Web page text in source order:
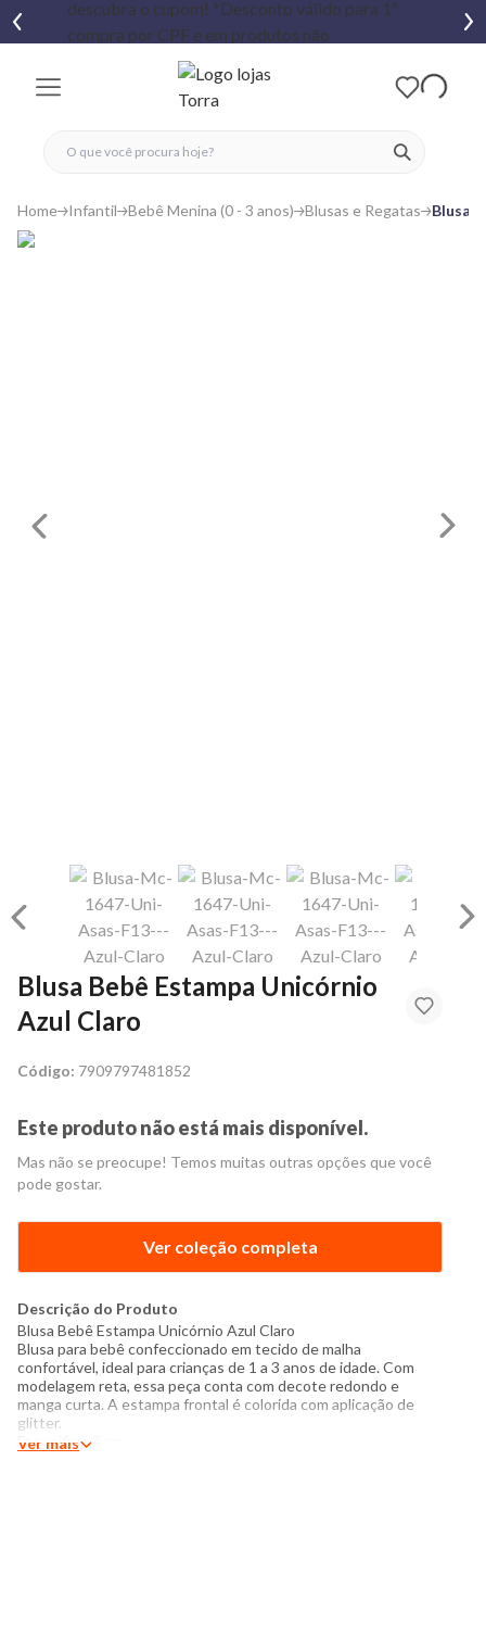
ver
fechar menu
fechar menu
favoritos
Home Infantil Bebê Menina (0 - 3 anos) Blusas e Regatas Blusa
Blusa Bebê Estampa Unicórnio
Azul Claro
Código: 7909797481852
Este produto não está mais disponível.
Mas não se preocupe! Temos muitas outras opções que você
pode gostar.
Ver coleção completa
Descrição do Produto
Blusa Bebê Estampa Unicórnio Azul Claro
Blusa para bebê confeccionado em tecido de malha
confortável, ideal para crianças de 1 a 3 anos de idade. Com
modelagem reta, essa peça conta com decote redondo e
manga curta. A estampa frontal é colorida com aplicação de
glitter.
Especificações:
Ver mais